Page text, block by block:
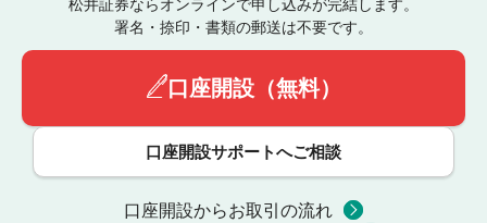
松井証券ならオンラインで申し込みが完結します。
署名・捺印・書類の郵送は不要です。
口座開設（無料）
口座開設サポートへご相談
口座開設からお取引の流れ